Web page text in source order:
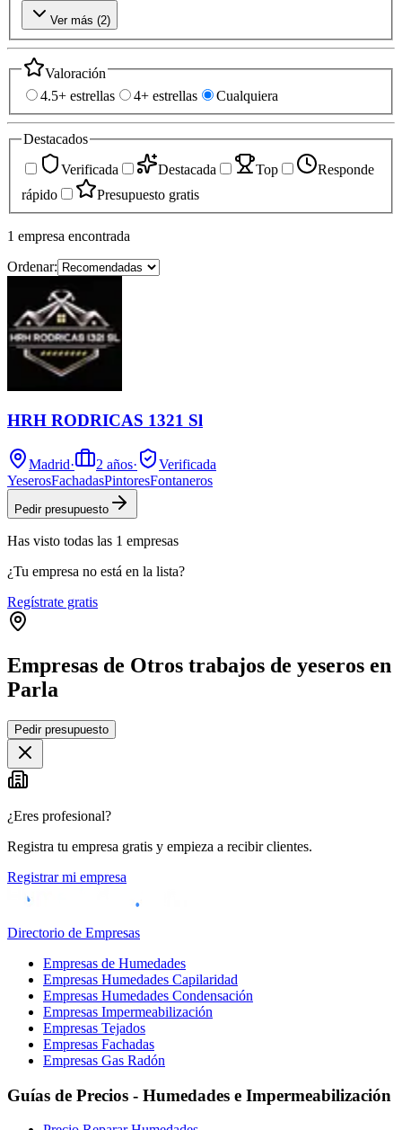
Ver más (2)
Valoración
4.5+ estrellas
4+ estrellas Cualquiera
Destacados
Verificada
Destacada Top
Responde
rápido
Presupuesto gratis
1 empresa encontrada
Ordenar:
HRH RODRICAS 1321 Sl
Madrid· 2 años·
Verificada
YeserosFachadasPintoresFontaneros
Pedir presupuesto
Has visto todas las 1 empresas
¿Tu empresa no está en la lista?
Regístrate gratis
Empresas de Otros trabajos de yeseros en
Parla
+
−
Pedir presupuesto
¿Eres profesional?
Registra tu empresa gratis y empieza a recibir clientes.
Registrar mi empresa
Directorio de Empresas
Empresas de Humedades
Empresas Humedades Capilaridad
Empresas Humedades Condensación
Empresas Impermeabilización
Empresas Tejados
Empresas Fachadas
Empresas Gas Radón
Guías de Precios - Humedades e Impermeabilización